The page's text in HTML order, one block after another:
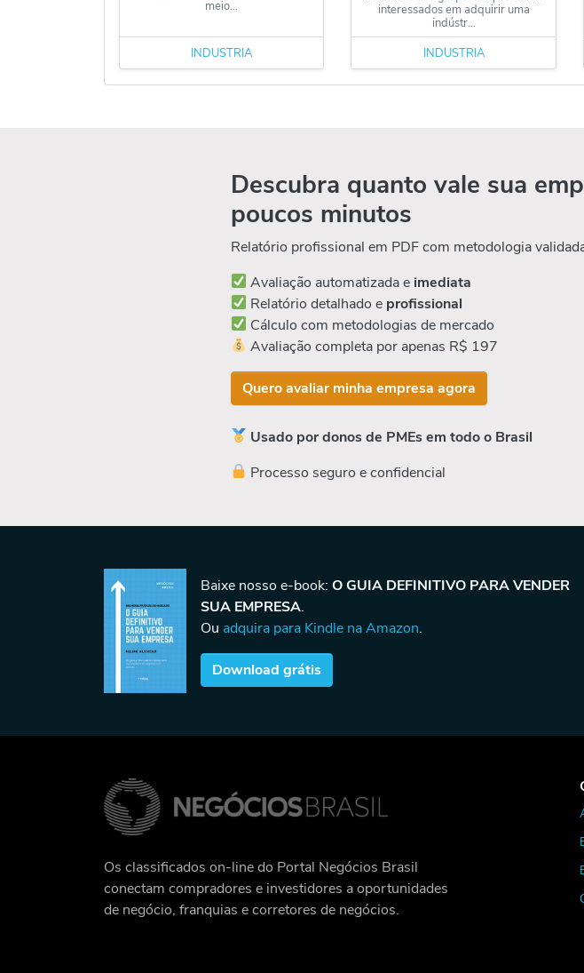
meio...
INDÚSTRIA
interessados em adquirir uma
indústr...
INDÚSTRIA
Descubra quanto vale sua
poucos minutos
Relatório profissional em PDF com metodologia
Avaliação automatizada e imediata
Relatório detalhado e profissional
Cálculo com metodologias de mercado
Avaliação completa por apenas R$ 197
Quero avaliar minha empresa agora
Usado por donos de PMEs em todo o Brasil
Processo seguro e confidencial
Baixe nosso e-book: O GUIA DEFINITIVO PARA VENDER
SUA EMPRESA.
Ou adquira para Kindle na Amazon.
Download grátis
Os classificados on-line do Portal Negócios Brasil
conectam compradores e investidores a oportunidades
de negócio, franquias e corretores de negócios.